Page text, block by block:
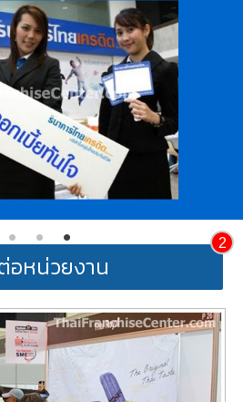
อหน่วยงาน
2